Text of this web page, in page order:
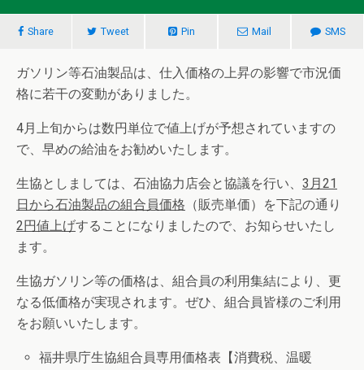
Share Tweet Pin Mail SMS
ガソリン等石油製品は、仕入価格の上昇の影響で市況価
格に若干の変動がありました。
4月上旬からは数円単位で値上げが予想されていますの
で、早めの給油をお勧めいたします。
生協としましては、石油協力店会と協議を行い、 3 月21
日から石油製品の組合員価格 （販売単価）を下記の通り
2円値上げすることになりましたので、お知らせいたし
ます。
生協ガソリン等の価格は、組合員の利用集結により、更
なる低価格が実現されます。ぜひ、組合員皆様のご利用
をお願いいたします。
福井県庁生協組合員専用価格表【消費税、温暖